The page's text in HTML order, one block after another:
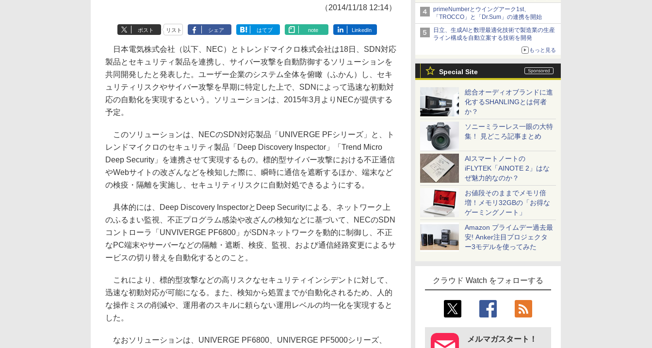
キュリティ専門家
primeNumberとウイングアーク1st、
「TROCCO」と「Dr.Sum」の連携を開始
日立、生成AIと数理最適化技術で製造業の生産
ライン構成を自動立案する技術を開発
もっと見る
Special Site
総合オーディオブランドに進
化するSHANLINGとは何者
か？
ソニーミラーレス一眼の大特
集！ 見どころ記事まとめ
AIスマートノートの
iFLYTEK「AINOTE 2」はな
ぜ魅力的なのか？
お値段そのままでメモリ倍
増！メモリ32GBの「お得な
ゲーミングノート」
Amazon プライムデー過去最
安! Anker注目プロジェクタ
ー3モデルを使ってみた
クラウド Watch をフォローする
メルマガスタート！
（2014/11/18 12:14）
ポスト リスト シェア はてブ note LinkedIn
日本電気株式会社（以下、NEC）とトレンドマイクロ株式会社は18日、SDN対応
製品とセキュリティ製品を連携し、サイバー攻撃を自動防御するソリューションを
共同開発したと発表した。ユーザー企業のシステム全体を俯瞰（ふかん）し、セキ
ュリティリスクやサイバー攻撃を早期に特定した上で、SDNによって迅速な初動対
応の自動化を実現するという。ソリューションは、2015年3月よりNECが提供する
予定。
このソリューションは、NECのSDN対応製品「UNIVERGE PFシリーズ」と、ト
レンドマイクロのセキュリティ製品「Deep Discovery Inspector」「Trend Micro
Deep Security」を連携させて実現するもの。標的型サイバー攻撃における不正通信
やWebサイトの改ざんなどを検知した際に、瞬時に通信を遮断するほか、端末など
の検疫・隔離を実施し、セキュリティリスクに自動対処できるようにする。
具体的には、Deep Discovery InspectorとDeep Securityによる、ネットワーク上
のふるまい監視、不正プログラム感染や改ざんの検知などに基づいて、NECのSDN
コントローラ「UNVIVERGE PF6800」がSDNネットワークを動的に制御し、不正
なPC端末やサーバーなどの隔離・遮断、検疫、監視、および通信経路変更によるサ
ービスの切り替えを自動化するとのこと。
これにより、標的型攻撃などの高リスクなセキュリティインシデントに対して、
迅速な初動対応が可能になる。また、検知から処置までが自動化されるため、人的
な操作ミスの削減や、運用者のスキルに頼らない運用レベルの均一化を実現すると
した。
なおソリューションは、UNIVERGE PF6800、UNIVERGE PF5000シリーズ、